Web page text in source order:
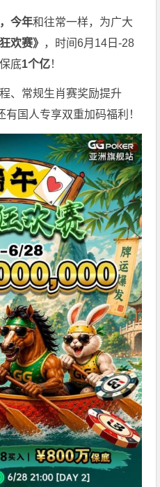
今年和往常一样，为广大
欢赛》 ，时间6月14日-28
底1个亿！
、常规生肖赛奖励提升
有国人专享双重加码福利！